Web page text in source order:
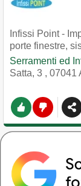
Infissi Point -
porte finestre,
Serramenti ed
Satta, 3 , 07041